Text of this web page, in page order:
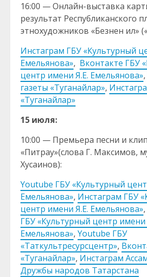
16:00 — Онлайн-выставка
результат Республиканского
этнохудожников «Безнен ил»
Инстаграм ГБУ «Культурный
Емельянова», Вконтакте ГБУ
центр имени Я.Е. Емельянова»,
газеты «Туганайлар»,
«Туганайлар»
15 июля:
10:00 — Премьера песни и
«Питрау»(слова Г. Максимов,
Хусаинов):
Youtube ГБУ «Культурный
Емельянова», Инстаграм ГБУ
центр имени Я.Е. Емельянова»,
ГБУ «Культурный центр имени
Емельянова», Youtube ГБУ
«Таткультресурсцентр»,
«Туганайлар», Инстаграм
Дружбы народов Татарстана